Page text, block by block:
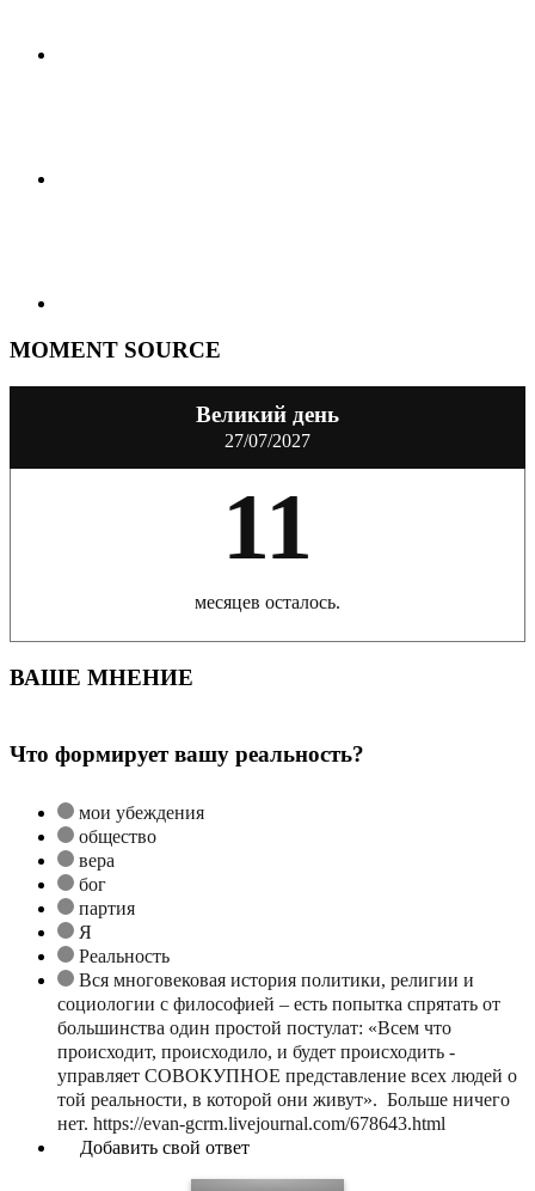
MOMENT SOURCE
Великий день
27/07/2027
11
месяцев осталось.
ВАШЕ МНЕНИЕ
Что формирует вашу реальность?
мои убеждения
общество
вера
бог
партия
Я
Реальность
Вся многовековая история политики, религии и
социологии с философией – есть попытка спрятать от
большинства один простой постулат: «Всем что
происходит, происходило, и будет происходить -
управляет СОВОКУПНОЕ представление всех людей о
той реальности, в которой они живут». Больше ничего
нет. https://evan-gcrm.livejournal.com/678643.html
Добавить свой ответ